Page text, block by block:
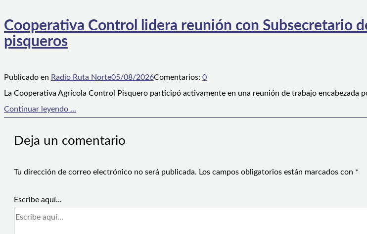
Cooperativa Control lidera reunión con Subsecretario
pisqueros
Publicado en Radio Ruta Norte05/08/2026Comentarios: 0
La Cooperativa Agrícola Control Pisquero participó activamente en una reunión de trabajo encabezada
Continuar leyendo ...
Deja un comentario
Tu dirección de correo electrónico no será publicada. Los campos obligatorios están marcados con *
Escribe aquí...